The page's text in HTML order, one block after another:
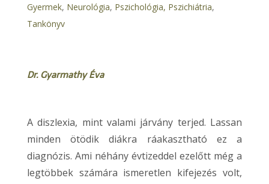
Gyermek, Neurológia, Pszichológia, Pszichiátria,
Tankönyv
Dr. Gyarmathy Éva
A diszlexia, mint valami járvány terjed. Lassan
minden ötödik diákra ráakasztható ez a
diagnózis. Ami néhány évtizeddel ezelőtt még a
legtöbbek számára ismeretlen kifejezés volt,